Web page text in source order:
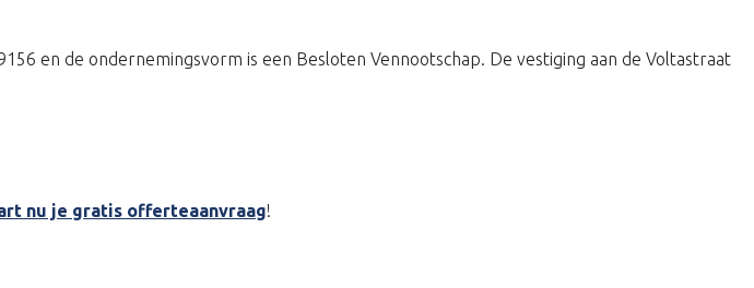
en de ondernemingsvorm is een Besloten Vennootschap. De vestiging aan de Voltastraat
nu je gratis offerteaanvraag!